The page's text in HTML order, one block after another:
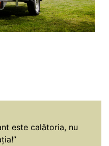
este calătoria, nu